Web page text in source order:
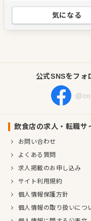
熊本県熊本市
気になる
公式SNSをフォ
飲食店の求人・転職サ
お問い合わせ
よくある質問
求人掲載のお申し込み
サイト利用規約
個人情報保護方針
個人情報の取り扱いにつ